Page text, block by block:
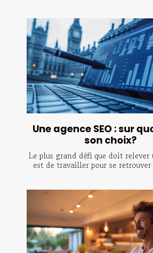
Une agence SEO : sur
son choix?
Le plus grand défi que doit relever
est de travailler pour se retrouver